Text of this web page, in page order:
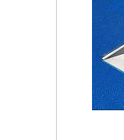
- х/б.